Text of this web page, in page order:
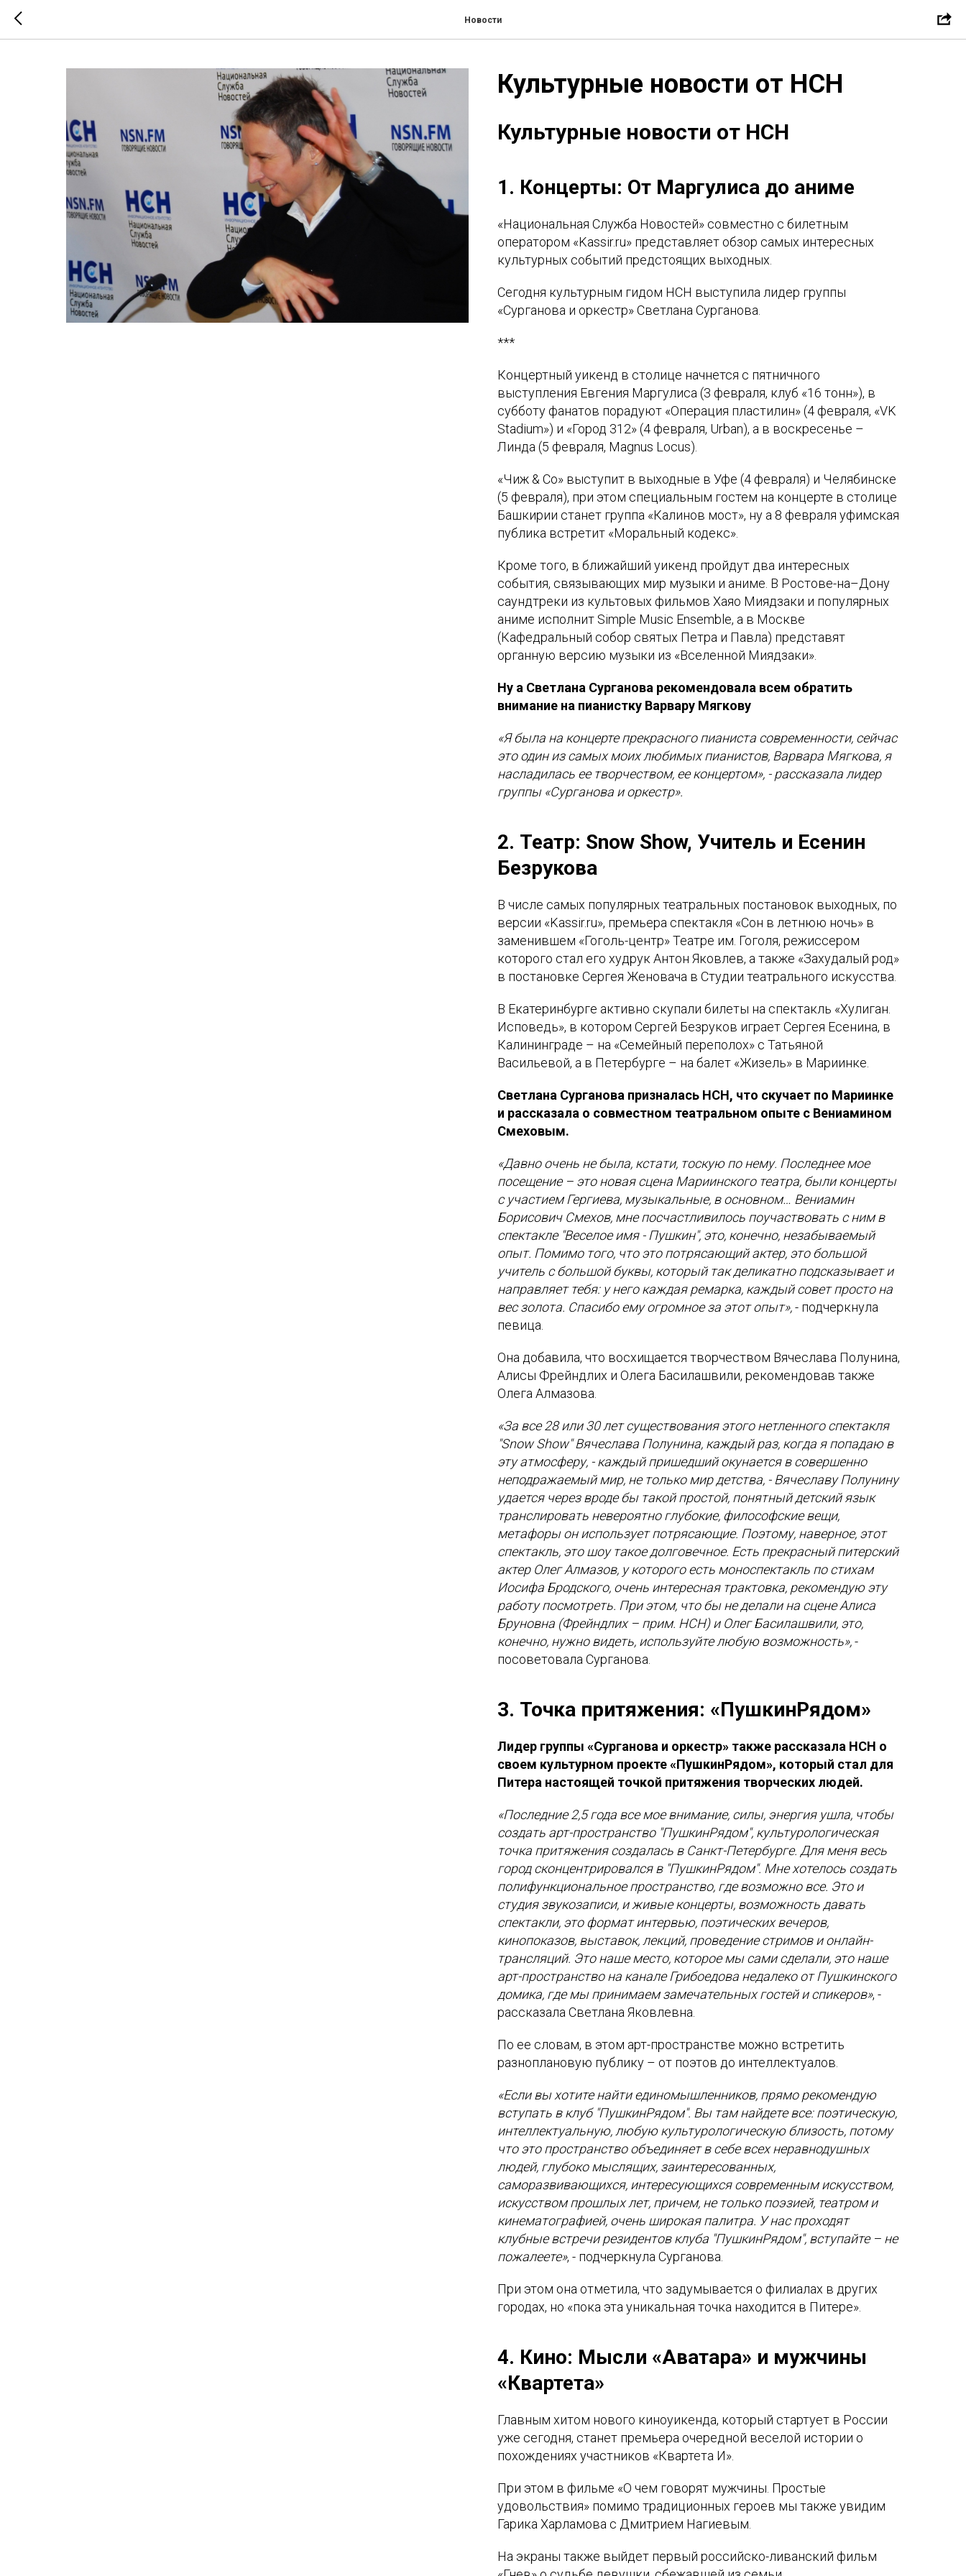
Новости
Культурные новости от НСН
Культурные новости от НСН
1. Концерты: От Маргулиса до аниме
«Национальная Служба Новостей» совместно с билетным
оператором «Kassir.ru» представляет обзор самых интересных
культурных событий предстоящих выходных.
Сегодня культурным гидом НСН выступила лидер группы
«Сурганова и оркестр» Светлана Сурганова.
***
Концертный уикенд в столице начнется с пятничного
выступления Евгения Маргулиса (3 февраля, клуб «16 тонн»), в
субботу фанатов порадуют «Операция пластилин» (4 февраля, «VK
Stadium») и «Город 312» (4 февраля, Urban), а в воскресенье –
Линда (5 февраля, Magnus Locus).
«Чиж & Co» выступит в выходные в Уфе (4 февраля) и Челябинске
(5 февраля), при этом специальным гостем на концерте в столице
Башкирии станет группа «Калинов мост», ну а 8 февраля уфимская
публика встретит «Моральный кодекс».
Кроме того, в ближайший уикенд пройдут два интересных
события, связывающих мир музыки и аниме. В Ростове-на–Дону
саундтреки из культовых фильмов Хаяо Миядзаки и популярных
аниме исполнит Simple Music Ensemble, а в Москве
(Кафедральный собор святых Петра и Павла) представят
органную версию музыки из «Вселенной Миядзаки».
Ну а Светлана Сурганова рекомендовала всем обратить
внимание на пианистку Варвару Мягкову
«Я была на концерте прекрасного пианиста современности, сейчас
это один из самых моих любимых пианистов, Варвара Мягкова, я
насладилась ее творчеством, ее концертом», - рассказала лидер
группы «Сурганова и оркестр».
2. Театр: Snow Show, Учитель и Есенин
Безрукова
В числе самых популярных театральных постановок выходных, по
версии «Kassir.ru», премьера спектакля «Сон в летнюю ночь» в
заменившем «Гоголь-центр» Театре им. Гоголя, режиссером
которого стал его худрук Антон Яковлев, а также «Захудалый род»
в постановке Сергея Женовача в Студии театрального искусства.
В Екатеринбурге активно скупали билеты на спектакль «Хулиган.
Исповедь», в котором Сергей Безруков играет Сергея Есенина, в
Калининграде – на «Семейный переполох» с Татьяной
Васильевой, а в Петербурге – на балет «Жизель» в Мариинке.
Светлана Сурганова призналась НСН, что скучает по Мариинке
и рассказала о совместном театральном опыте с Вениамином
Смеховым.
«Давно очень не была, кстати, тоскую по нему. Последнее мое
посещение – это новая сцена Мариинского театра, были концерты
с участием Гергиева, музыкальные, в основном… Вениамин
Борисович Смехов, мне посчастливилось поучаствовать с ним в
спектакле "Веселое имя - Пушкин", это, конечно, незабываемый
опыт. Помимо того, что это потрясающий актер, это большой
учитель с большой буквы, который так деликатно подсказывает и
направляет тебя: у него каждая ремарка, каждый совет просто на
вес золота. Спасибо ему огромное за этот опыт»,- подчеркнула
певица.
Она добавила, что восхищается творчеством Вячеслава Полунина,
Алисы Фрейндлих и Олега Басилашвили, рекомендовав также
Олега Алмазова.
«За все 28 или 30 лет существования этого нетленного спектакля
"Snow Show" Вячеслава Полунина, каждый раз, когда я попадаю в
эту атмосферу, - каждый пришедший окунается в совершенно
неподражаемый мир, не только мир детства, - Вячеславу Полунину
удается через вроде бы такой простой, понятный детский язык
транслировать невероятно глубокие, философские вещи,
метафоры он использует потрясающие. Поэтому, наверное, этот
спектакль, это шоу такое долговечное. Есть прекрасный питерский
актер Олег Алмазов, у которого есть моноспектакль по стихам
Иосифа Бродского, очень интересная трактовка, рекомендую эту
работу посмотреть. При этом, что бы не делали на сцене Алиса
Бруновна (Фрейндлих – прим. НСН) и Олег Басилашвили, это,
конечно, нужно видеть, используйте любую возможность»,-
посоветовала Сурганова.
3. Точка притяжения: «ПушкинРядом»
Лидер группы «Сурганова и оркестр» также рассказала НСН о
своем культурном проекте «ПушкинРядом», который стал для
Питера настоящей точкой притяжения творческих людей.
«Последние 2,5 года все мое внимание, силы, энергия ушла, чтобы
создать арт-пространство "ПушкинРядом", культурологическая
точка притяжения создалась в Санкт-Петербурге. Для меня весь
город сконцентрировался в "ПушкинРядом". Мне хотелось создать
полифункциональное пространство, где возможно все. Это и
студия звукозаписи, и живые концерты, возможность давать
спектакли, это формат интервью, поэтических вечеров,
кинопоказов, выставок, лекций, проведение стримов и онлайн-
трансляций. Это наше место, которое мы сами сделали, это наше
арт-пространство на канале Грибоедова недалеко от Пушкинского
домика, где мы принимаем замечательных гостей и спикеров», -
рассказала Светлана Яковлевна.
По ее словам, в этом арт-пространстве можно встретить
разноплановую публику – от поэтов до интеллектуалов.
«Если вы хотите найти единомышленников, прямо рекомендую
вступать в клуб "ПушкинРядом". Вы там найдете все: поэтическую,
интеллектуальную, любую культурологическую близость, потому
что это пространство объединяет в себе всех неравнодушных
людей, глубоко мыслящих, заинтересованных,
саморазвивающихся, интересующихся современным искусством,
искусством прошлых лет, причем, не только поэзией, театром и
кинематографией, очень широкая палитра. У нас проходят
клубные встречи резидентов клуба "ПушкинРядом", вступайте – не
пожалеете», - подчеркнула Сурганова.
При этом она отметила, что задумывается о филиалах в других
городах, но «пока эта уникальная точка находится в Питере».
4. Кино: Мысли «Аватара» и мужчины
«Квартета»
Главным хитом нового киноуикенда, который стартует в России
уже сегодня, станет премьера очередной веселой истории о
похождениях участников «Квартета И».
При этом в фильме «О чем говорят мужчины. Простые
удовольствия» помимо традиционных героев мы также увидим
Гарика Харламова с Дмитрием Нагиевым.
На экраны также выйдет первый российско-ливанский фильм